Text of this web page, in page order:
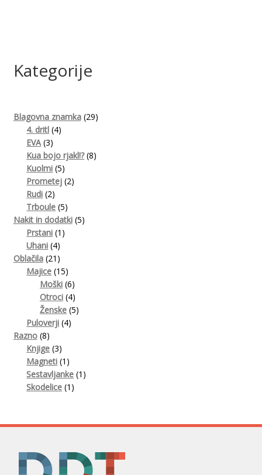
Kategorije
Blagovna znamka 2929
4. dritl 44
EVA 33
izdelki
Kua bojo rjakl!? 88
Kuolmi 55
izdelkov
Prometej 22
Rudi 22
izdelka
Trboule 55
izdelkov
Nakit in dodatki 55
Prstani 1 1
Uhani 44
izdelki
Oblačila 21 21
izdelkov
Majice 1515
izdelkov
Moški 66
izdelkov
Otroci 44
izdelki
Ženske 55
Puloverji 44
Razno 88
izdelkov
Knjige 33
izdelki
Magneti 1 1
izdelek
Sestavljanke 1 1
Skodelice 1 1